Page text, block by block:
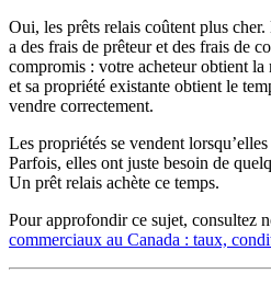
Oui, les prêts relais coûtent plus
a des frais de prêteur et des frais de
compromis : votre acheteur obtient la
et sa propriété existante obtient le
vendre correctement.
Les propriétés se vendent
Parfois, elles ont juste besoin de
Un prêt relais achète ce temps.
Pour approfondir ce sujet, consultez
commerciaux au Canada : taux,